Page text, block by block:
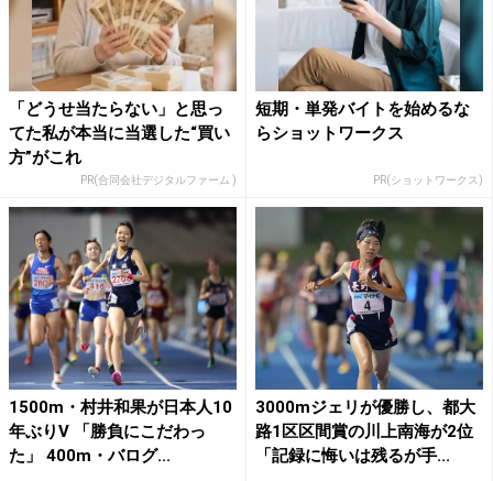
「どうせ当たらない」と思っ
てた私が本当に当選した“買い
方”がこれ
PR(合同会社デジタルファーム )
短期・単発バイトを始めるな
らショットワークス
PR(ショットワークス)
1500m・村井和果が日本人10
年ぶりV 「勝負にこだわっ
た」 400m・バログ...
3000mジェリが優勝し、都大
路1区区間賞の川上南海が2位
「記録に悔いは残るが手...